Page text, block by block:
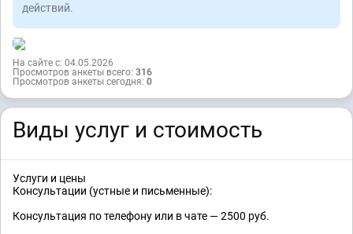
действий.
На сайте с: 04.05.2026
Просмотров анкеты всего: 316
Просмотров анкеты сегодня: 0
Виды услуг и стоимость
Услуги и цены
Консультации (устные и письменные):
Консультация по телефону или в чате — 2500 руб.